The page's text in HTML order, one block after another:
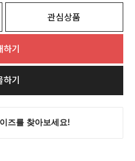
관심상품
하기
하기